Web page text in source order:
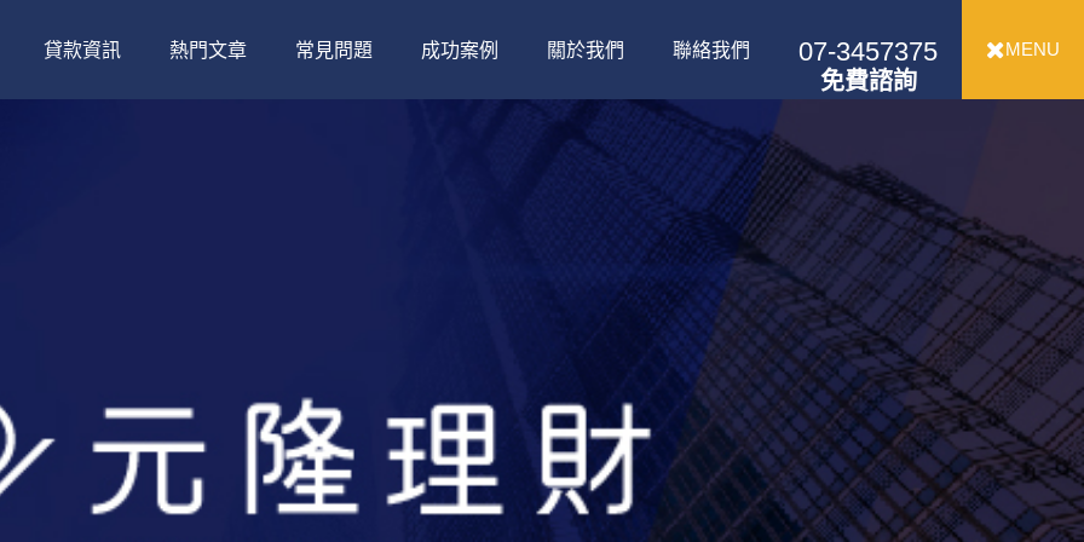
MENU
貸款資訊 熱門文章 常見問題 成功案例 關於我們 聯絡我們 07-3457375
免費諮詢